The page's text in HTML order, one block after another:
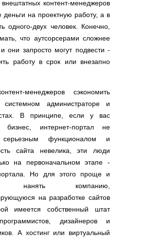
внештатных контент-менеджеров
на проектную работу, а в
одного-двух человек. Конечно,
что аутсорсерами сложнее
они запросто могут подвести -
работу в срок или внезапно
менеджеров сэкономить
администраторе и
В принципе, если у вас
бизнес, интернет-портал не
серьезным функционалом и
сайта невелика, эти люди
на первоначальном этапе -
Но для этого проще и
нанять компанию,
на разработке сайтов
имеется собственный штат
дизайнеров и
А хостинг или виртуальный